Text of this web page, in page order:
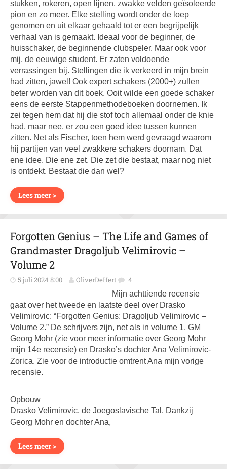
stukken, rokeren, open lijnen, zwakke velden geïsoleerde
pion en zo meer. Elke stelling wordt onder de loep
genomen en uit elkaar gehaald tot er een begrijpelijk
verhaal van is gemaakt. Ideaal voor de beginner, de
huisschaker, de beginnende clubspeler. Maar ook voor
mij, de eeuwige student. Er zaten voldoende
verrassingen bij. Stellingen die ik verkeerd in mijn brein
had zitten, jawel! Ook expert schakers (2000+) zullen
beter worden van dit boek. Ooit wilde een goede schaker
eens de eerste Stappenmethodeboeken doornemen. Ik
zei tegen hem dat hij die stof toch allemaal onder de knie
had, maar nee, er zou een goed idee tussen kunnen
zitten. Net als Fischer, toen hem werd gevraagd waarom
hij partijen van veel zwakkere schakers doornam. Dat
ene idee. Die ene zet. Die zet die bestaat, maar nog niet
is ontdekt. Bestaat die dan wel?
Lees meer >
Forgotten Genius – The Life and Games of
Grandmaster Dragoljub Velimirovic –
Volume 2
5 juli 2024 8:00 OliverDeHert 4
Mijn achttiende recensie
gaat over het tweede en laatste deel over Drasko
Velimirovic: “Forgotten Genius: Dragoljub Velimirovic –
Volume 2.” De schrijvers zijn, net als in volume 1, GM
Georg Mohr (zie voor meer informatie over Georg Mohr
mijn 14e recensie) en Drasko’s dochter Ana Velimirovic-
Zorica. Zie voor de introductie omtrent Ana mijn vorige
recensie.
Opbouw
Drasko Velimirovic, de Joegoslavische Tal. Dankzij
Georg Mohr en dochter Ana,
Lees meer >